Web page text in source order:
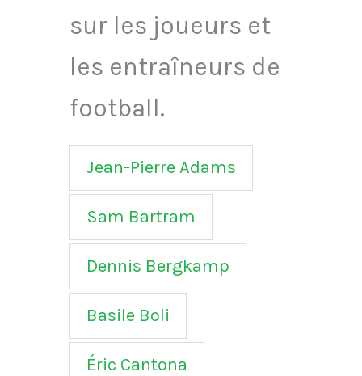
sur les joueurs et
les entraîneurs de
football.
Jean-Pierre Adams
Sam Bartram
Dennis Bergkamp
Basile Boli
Éric Cantona